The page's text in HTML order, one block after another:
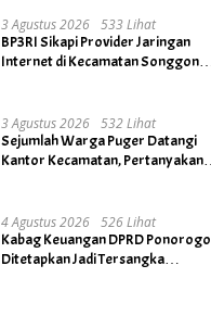
3 Agustus 2026
533 Lihat
BP3RI Sikapi Provider Jaringan
Internet di Kecamatan Songgon
3 Agustus 2026
532 Lihat
Sejumlah Warga Puger Datangi
Kantor Kecamatan, Pertanyakan
4 Agustus 2026
526 Lihat
Kabag Keuangan DPRD Ponorogo
Ditetapkan Jadi Tersangka